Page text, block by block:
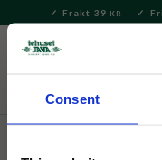
Consent
Meny
Frakt 39 KR
Hem &